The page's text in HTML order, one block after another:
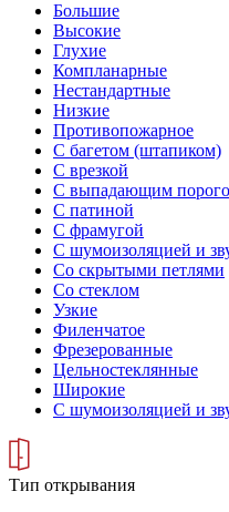
Большие
Высокие
Глухие
Компланарные
Нестандартные
Низкие
Противопожарное
С багетом (штапиком)
С врезкой
С выпадающим
С патиной
С фрамугой
С шумоизоляцией и
Со скрытыми петлями
Со стеклом
Узкие
Филенчатое
Фрезерованные
Цельностеклянные
Широкие
С шумоизоляцией и
Тип открывания